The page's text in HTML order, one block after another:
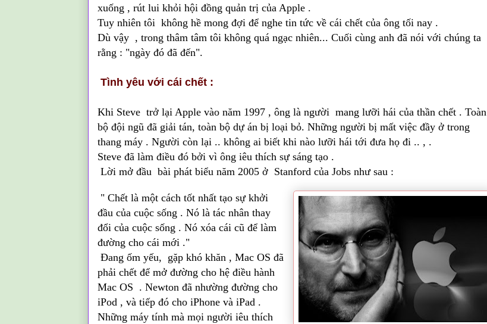
xuống , rút lui khỏi hội đồng quản trị của Apple .
Tuy nhiên tôi không hề mong đợi để nghe tin tức về cái chết của ông tối nay.
Dù vậy , trong thâm tâm tôi không quá ngạc nhiên... Cuối cùng anh đã nói với chúng ta
rằng : "ngày đó đã đến".
Tình yêu với cái chết :
Khi Steve trở lại Apple vào năm 1997 , ông là người mang lưỡi hái của thần chết . Toàn
bộ đội ngũ đã giải tán, toàn bộ dự án bị loại bỏ. Những người bị mất việc đầy ở trong
thang máy . Người còn lại .. không ai biết khi nào lưỡi hái tới đưa họ đi .. , .
Steve đã làm điều đó bởi vì ông iêu thích sự sáng tạo .
Lời mở đầu bài phát biểu năm 2005 ở Stanford của Jobs như sau :
" Chết là một cách tốt nhất tạo sự khởi
đầu của cuộc sống . Nó là tác nhân thay
đổi của cuộc sống . Nó xóa cái cũ để làm
đường cho cái mới ."
Đang ốm yếu, gặp khó khăn , Mac OS đã
phải chết để mở đường cho hệ điều hành
Mac OS . Newton đã nhường đường cho
iPod , và tiếp đó cho iPhone và iPad .
Những máy tính mà mọi người iêu thích